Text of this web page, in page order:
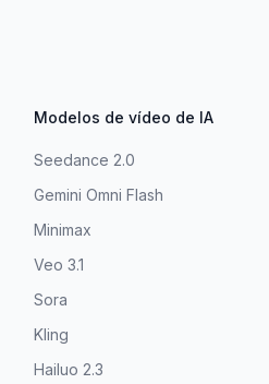
Modelos de vídeo de IA
Seedance 2.0
Gemini Omni Flash
Minimax
Veo 3.1
Sora
Kling
Hailuo 2.3